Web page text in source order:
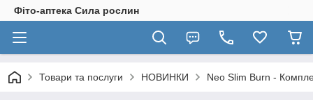
Фіто-аптека Сила рослин
Товари та послуги НОВИНКИ Neo Slim Burn -